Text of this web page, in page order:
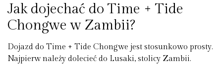
Jak dojechać do Time + Tide
Chongwe w Zambii?
Dojazd do Time + Tide Chongwe jest stosunkowo prosty.
Najpierw należy dolecieć do Lusaki, stolicy Zambii.